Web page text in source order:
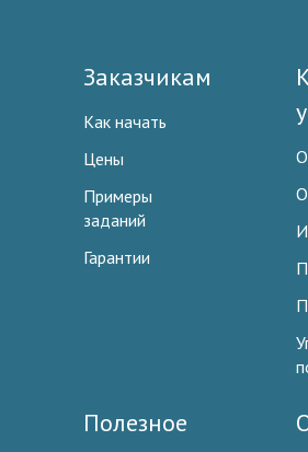
Заказчикам
Как начать
Цены
Примеры
заданий
Гарантии
Полезное